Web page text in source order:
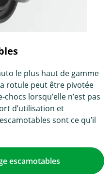
le plus haut de gamme
rotule peut être pivotée
lorsqu’elle n’est pas
d’utilisation et
sont ce qu’il
escamotables